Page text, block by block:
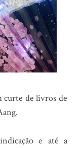
curte de livros de
e até a